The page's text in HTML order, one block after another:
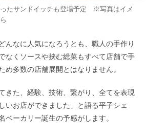
たサンドイッチも登場予定 ※写真はイメ
んなに人気になろうとも、職人の手作り
なくソースや挟む総菜もすべて店舗で手
め多数の店舗展開とはなりません。
きた、経験、技術、繋がり、全てを表現
いお店ができました」と語る平子シェ
ベーカリー誕生の予感がします。